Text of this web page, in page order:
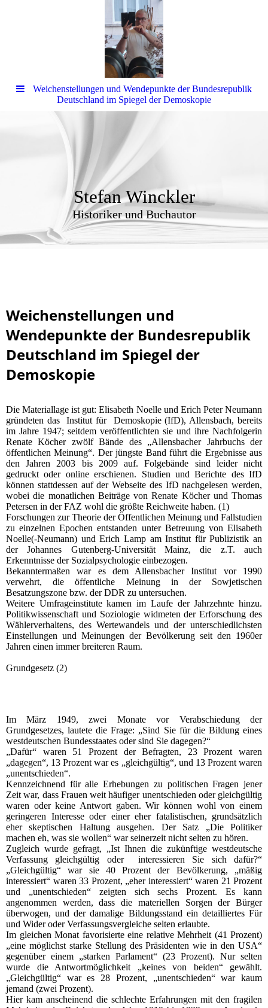
Weichenstellungen und Wendepunkte der Bundesrepublik
Deutschland im Spiegel der Demoskopie
Stefan Winckler
Historiker und Buchautor
Weichenstellungen und
Wendepunkte der Bundesrepublik
Deutschland im Spiegel der
Demoskopie
Die Materiallage ist gut: Elisabeth Noelle und Erich Peter Neumann
gründeten das Institut für Demoskopie (IfD), Allensbach, bereits
im Jahre 1947; seitdem veröffentlichten sie und ihre Nachfolgerin
Renate Köcher zwölf Bände des „Allensbacher Jahrbuchs der
öffentlichen Meinung“. Der jüngste Band führt die Ergebnisse aus
den Jahren 2003 bis 2009 auf. Folgebände sind leider nicht
gedruckt oder online erschienen. Studien und Berichte des IfD
können stattdessen auf der Webseite des IfD nachgelesen werden,
wobei die monatlichen Beiträge von Renate Köcher und Thomas
Petersen in der FAZ wohl die größte Reichweite haben. (1)
Forschungen zur Theorie der Öffentlichen Meinung und Fallstudien
zu einzelnen Epochen entstanden unter Betreuung von Elisabeth
Noelle(-Neumann) und Erich Lamp am Institut für Publizistik an
der Johannes Gutenberg-Universität Mainz, die z.T. auch
Erkenntnisse der Sozialpsychologie einbezogen.
Bekanntermaßen war es dem Allensbacher Institut vor 1990
verwehrt, die öffentliche Meinung in der Sowjetischen
Besatzungszone bzw. der DDR zu untersuchen.
Weitere Umfrageinstitute kamen im Laufe der Jahrzehnte hinzu.
Politikwissenschaft und Soziologie widmeten der Erforschung des
Wählerverhaltens, des Wertewandels und der unterschiedlichsten
Einstellungen und Meinungen der Bevölkerung seit den 1960er
Jahren einen immer breiteren Raum.
Grundgesetz (2)
Im März 1949, zwei Monate vor Verabschiedung der
Grundgesetzes, lautete die Frage: „Sind Sie für die Bildung eines
westdeutschen Bundesstaates oder sind Sie dagegen?“
„Dafür“ waren 51 Prozent der Befragten, 23 Prozent waren
„dagegen“, 13 Prozent war es „gleichgültig“, und 13 Prozent waren
„unentschieden“.
Kennzeichnend für alle Erhebungen zu politischen Fragen jener
Zeit war, dass Frauen weit häufiger unentschieden oder gleichgültig
waren oder keine Antwort gaben. Wir können wohl von einem
geringeren Interesse oder einer eher fatalistischen, grundsätzlich
eher skeptischen Haltung ausgehen. Der Satz „Die Politiker
machen eh, was sie wollen“ war seinerzeit nicht selten zu hören.
Zugleich wurde gefragt, „Ist Ihnen die zukünftige westdeutsche
Verfassung gleichgültig oder interessieren Sie sich dafür?“
„Gleichgültig“ war sie 40 Prozent der Bevölkerung, „mäßig
interessiert“ waren 33 Prozent, „eher interessiert“ waren 21 Prozent
und „unentschieden“ zeigten sich sechs Prozent. Es kann
angenommen werden, dass die materiellen Sorgen der Bürger
überwogen, und der damalige Bildungsstand ein detailliertes Für
und Wider oder Verfassungsvergleiche selten erlaubte.
Im gleichen Monat favorisierte eine relative Mehrheit (41 Prozent)
„eine möglichst starke Stellung des Präsidenten wie in den USA“
gegenüber einem „starken Parlament“ (23 Prozent). Nur selten
wurde die Antwortmöglichkeit „keines von beiden“ gewählt.
„Gleichgültig“ war es 28 Prozent, „unentschieden“ war kaum
jemand (zwei Prozent).
Hier kam anscheinend die schlechte Erfahrungen mit den fragilen